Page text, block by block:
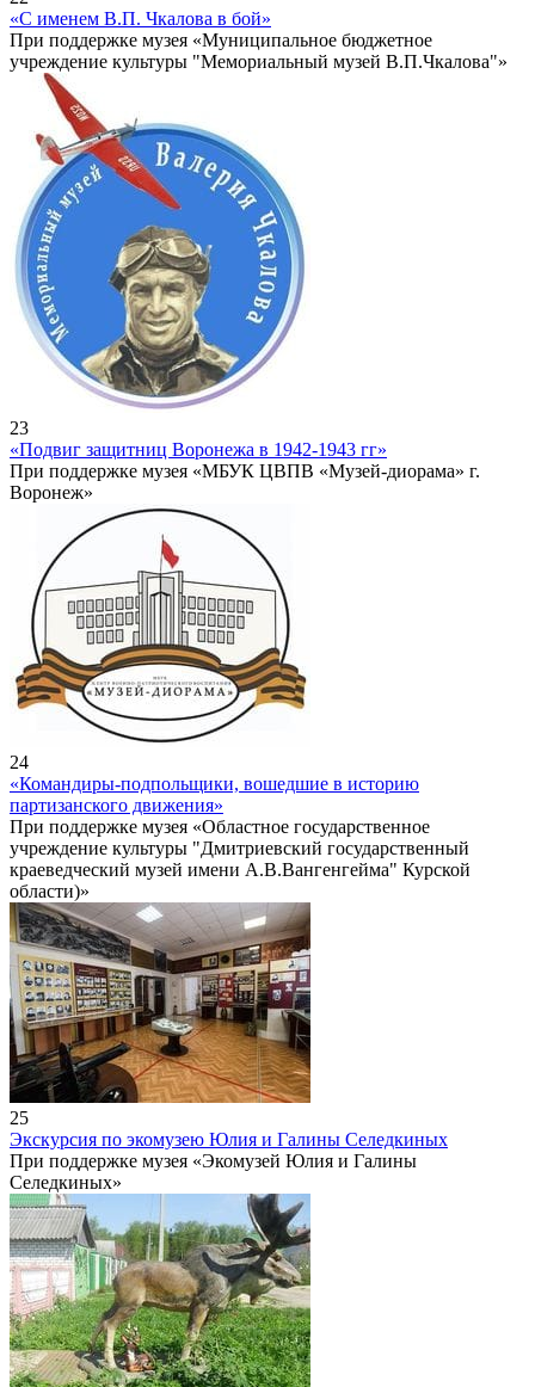
«С именем В.П. Чкалова в бой»
При поддержке музея «Муниципальное бюджетное
учреждение культуры "Мемориальный музей В.П.Чкалова"»
23
«Подвиг защитниц Воронежа в 1942-1943 гг»
При поддержке музея «МБУК ЦВПВ «Музей-диорама» г.
Воронеж»
24
«Командиры-подпольщики, вошедшие в историю
партизанского движения»
При поддержке музея «Областное государственное
учреждение культуры "Дмитриевский государственный
краеведческий музей имени А.В.Вангенгейма" Курской
области)»
25
Экскурсия по экомузею Юлия и Галины Селедкиных
При поддержке музея «Экомузей Юлия и Галины
Селедкиных»